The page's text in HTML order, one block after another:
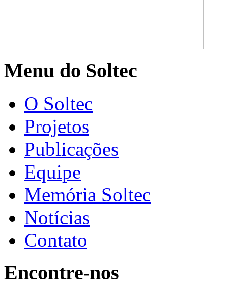
Menu do Soltec
O Soltec
Projetos
Publicações
Equipe
Memória Soltec
Notícias
Contato
Encontre-nos